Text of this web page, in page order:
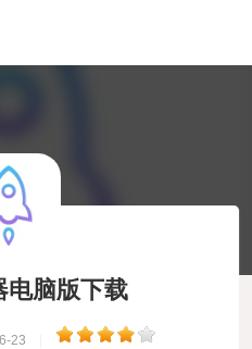
电脑版下载
23